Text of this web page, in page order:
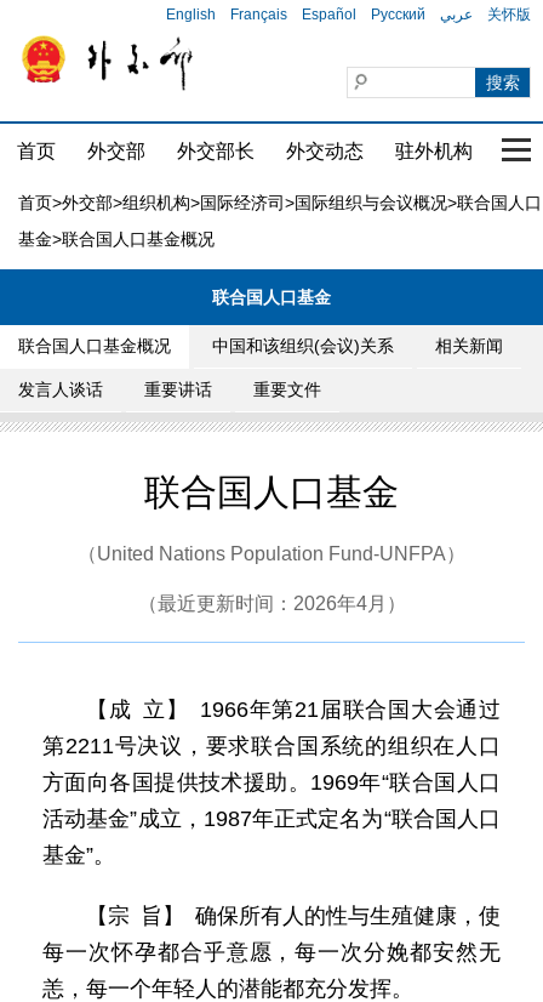
English Français Español Русский عربي 关怀版
首页 外交部 外交部长 外交动态 驻外机构 国
首页>外交部>组织机构>国际经济司>国际组织与会议概况>联合国人口
基金>联合国人口基金概况
联合国人口基金
联合国人口基金概况 中国和该组织(会议)关系 相关新闻
发言人谈话 重要讲话 重要文件
联合国人口基金
（United Nations Population Fund-UNFPA）
（最近更新时间：2026年4月）
【成 立】 1966年第21届联合国大会通过
第2211号决议，要求联合国系统的组织在人口
方面向各国提供技术援助。1969年“联合国人口
活动基金”成立，1987年正式定名为“联合国人口
基金”。
【宗 旨】 确保所有人的性与生殖健康，使
每一次怀孕都合乎意愿，每一次分娩都安然无
恙，每一个年轻人的潜能都充分发挥。